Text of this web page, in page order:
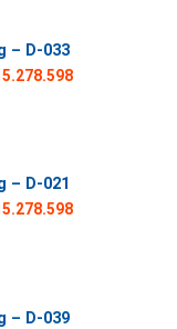
– D-033
– D-021
– D-039